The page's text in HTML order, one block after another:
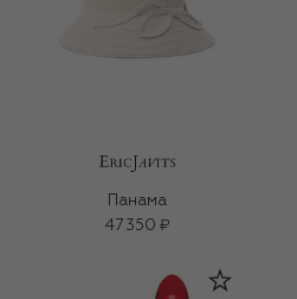
Панама
47 350 ₽